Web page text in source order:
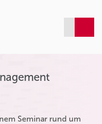
Seminar rund um